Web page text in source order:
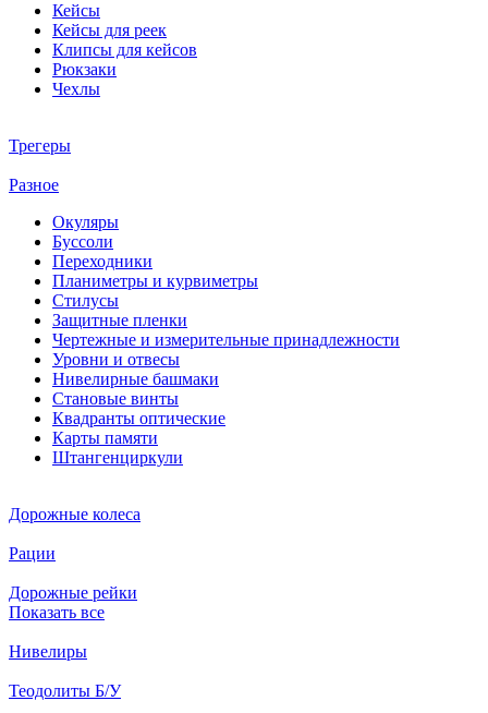
Кейсы
Кейсы для реек
Клипсы для кейсов
Рюкзаки
Чехлы
Трегеры
Разное
Окуляры
Буссоли
Переходники
Планиметры и курвиметры
Стилусы
Защитные пленки
Чертежные и измерительные принадлежности
Уровни и отвесы
Нивелирные башмаки
Становые винты
Квадранты оптические
Карты памяти
Штангенциркули
Дорожные колеса
Рации
Дорожные рейки
Показать все
Нивелиры
Теодолиты Б/У